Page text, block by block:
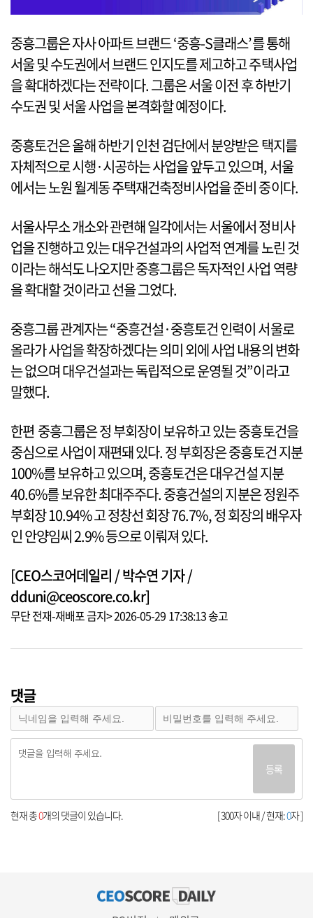
중흥그룹은 자사 아파트 브랜드 ‘중흥-S클래스’를 통해
서울 및 수도권에서 브랜드 인지도를 제고하고 주택사업
을 확대하겠다는 전략이다. 그룹은 서울 이전 후 하반기
수도권 및 서울 사업을 본격화할 예정이다.
중흥토건은 올해 하반기 인천 검단에서 분양받은 택지를
자체적으로 시행·시공하는 사업을 앞두고 있으며, 서울
에서는 노원 월계동 주택재건축정비사업을 준비 중이다.
서울사무소 개소와 관련해 일각에서는 서울에서 정비사
업을 진행하고 있는 대우건설과의 사업적 연계를 노린 것
이라는 해석도 나오지만 중흥그룹은 독자적인 사업 역량
을 확대할 것이라고 선을 그었다.
중흥그룹 관계자는 “중흥건설·중흥토건 인력이 서울로
올라가 사업을 확장하겠다는 의미 외에 사업 내용의 변화
는 없으며 대우건설과는 독립적으로 운영될 것”이라고
말했다.
한편 중흥그룹은 정 부회장이 보유하고 있는 중흥토건을
중심으로 사업이 재편돼 있다. 정 부회장은 중흥토건 지분
100%를 보유하고 있으며, 중흥토건은 대우건설 지분
40.6%를 보유한 최대주주다. 중흥건설의 지분은 정원주
부회장 10.94% 고 정창선 회장 76.7%, 정 회장의 배우자
인 안양임씨 2.9% 등으로 이뤄져 있다.
[CEO스코어데일리 / 박수연 기자 /
dduni@ceoscore.co.kr]
무단 전재-재배포 금지> 2026-05-29 17:38:13 송고
댓글
등록
[ 300자 이내 / 현재:0자 ]
현재 총0개의 댓글이 있습니다.